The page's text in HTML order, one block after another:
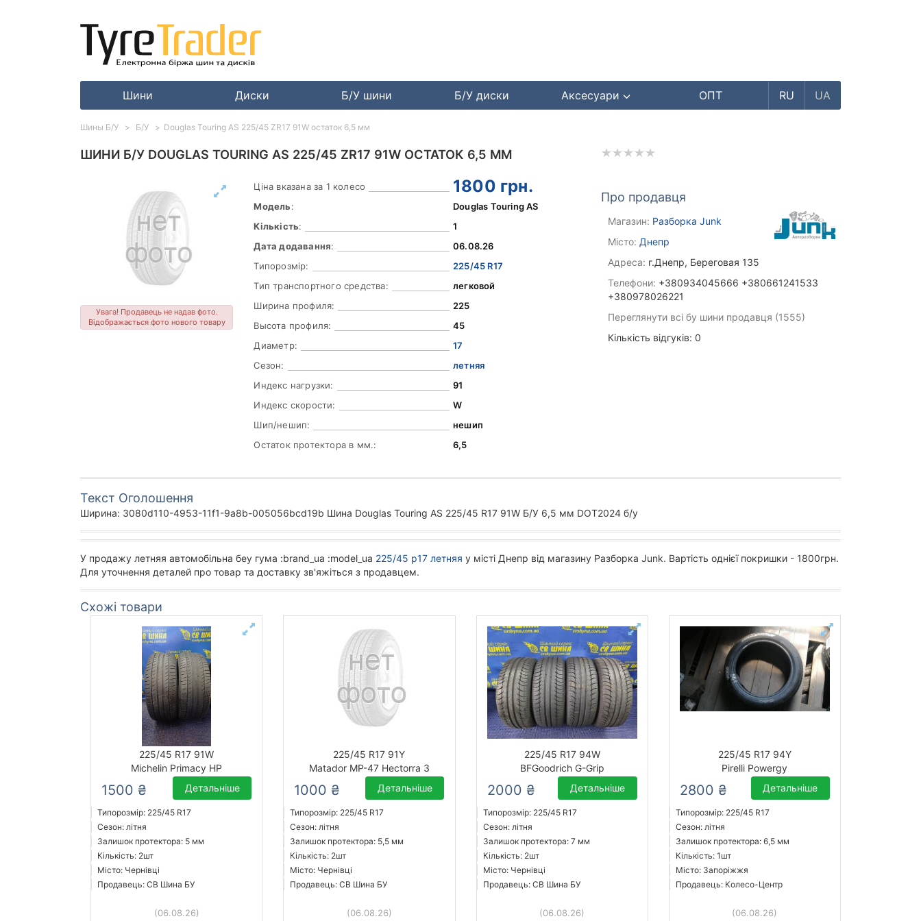
Шини Диски Б/У шини Б/У диски Аксесуари ОПТ RU UA
ШИНИ Б/У DOUGLAS TOURING AS 225/45 ZR17 91W ОСТАТОК 6,5 ММ
Увага! Продавець не надав фото.
Відображається фото нового товару
Ціна вказана за 1 колесо 1800 грн.
Модель:
Douglas Touring AS
Кількість:
1
Дата додавання:
06.08.26
Типорозмір:
225/45 R17
Тип транспортного средства:
легковой
Ширина профиля:
225
Высота профиля:
45
Диаметр:
17
Сезон:
летняя
Индекс нагрузки:
91
Индекс скорости:
W
Шип/нешип:
нешип
Остаток протектора в мм.:
6,5
Про продавця
Магазин: Разборка Junk
Місто: Днепр
Адреса: г.Днепр, Береговая 135
Телефони: +380934045666 +380661241533
+380978026221
Переглянути всі бу шини продавця (1555)
Кількість відгуків: 0
Текст Оголошення
Ширина: 3080d110-4953-11f1-9a8b-005056bcd19b Шина Douglas Touring AS 225/45 R17 91W Б/У 6,5 мм DOT2024 б/у
У продажу летняя автомобільна беу гума :brand_ua :model_ua 225/45 р17 летняя у місті Днепр від магазину Разборка Junk. Вартість однієї покришки - 1800грн.
Для уточнення деталей про товар та доставку зв'яжіться з продавцем.
Схожі товари
225/45 R17 91W
Michelin Primacy HP
1500 ₴ Детальніше
Типорозмір: 225/45 R17
Сезон: літня
Залишок протектора: 5 мм
Кількість: 2шт
Місто: Чернівці
Продавець: СВ Шина БУ
(06.08.26)
225/45 R17 91Y
Matador MP-47 Hectorra 3
1000 ₴ Детальніше
Типорозмір: 225/45 R17
Сезон: літня
Залишок протектора: 5,5 мм
Кількість: 2шт
Місто: Чернівці
Продавець: СВ Шина БУ
(06.08.26)
225/45 R17 94W
BFGoodrich G-Grip
2000 ₴ Детальніше
Типорозмір: 225/45 R17
Сезон: літня
Залишок протектора: 7 мм
Кількість: 2шт
Місто: Чернівці
Продавець: СВ Шина БУ
(06.08.26)
225/45 R17 94Y
Pirelli Powergy
2800 ₴ Детальніше
Типорозмір: 225/45 R17
Сезон: літня
Залишок протектора: 6,5 мм
Кількість: 1шт
Місто: Запоріжжя
Продавець: Колесо-Центр
(06.08.26)
Шины Б/У Б/У Douglas Touring AS 225/45 ZR17 91W остаток 6,5 мм